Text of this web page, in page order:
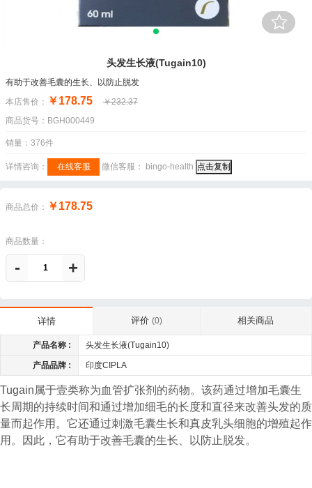
头发生长液(Tugain10)
有助于改善毛囊的生长、以防止脱发
本店售价： ￥178.75
￥232.37
商品货号：BGH000449
销量：376件
详情咨询： 在线客服 微信客服： bingo-health 点击复制
商品总价： ￥178.75
商品数量：
- +
详情 评价 (0) 相关商品
产品名称 : 头发生长液(Tugain10)
产品品牌 : 印度CIPLA
Tugain属于壹类称为血管扩张剂的药物。该药通过增加毛囊生
长周期的持续时间和通过增加细毛的长度和直径来改善头发的质
量而起作用。它还通过刺激毛囊生长和真皮乳头细胞的增殖起作
用。因此，它有助于改善毛囊的生长、以防止脱发。